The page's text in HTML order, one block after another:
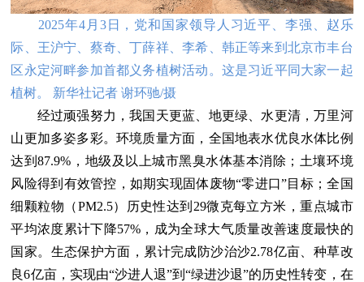
2025年4月3日，党和国家领导人习近平、李强、赵乐
际、王沪宁、蔡奇、丁薛祥、李希、韩正等来到北京市丰台
区永定河畔参加首都义务植树活动。这是习近平同大家一起
植树。 新华社记者 谢环驰/摄
经过顽强努力，我国天更蓝、地更绿、水更清，万里河
山更加多姿多彩。环境质量方面，全国地表水优良水体比例
达到87.9%，地级及以上城市黑臭水体基本消除；土壤环境
风险得到有效管控，如期实现固体废物“零进口”目标；全国
细颗粒物（PM2.5）历史性达到29微克每立方米，重点城市
平均浓度累计下降57%，成为全球大气质量改善速度最快的
国家。生态保护方面，累计完成防沙治沙2.78亿亩、种草改
良6亿亩，实现由“沙进人退”到“绿进沙退”的历史性转变，在